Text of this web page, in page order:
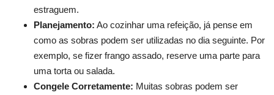
estraguem.
Planejamento: Ao cozinhar uma refeição, já pense em
como as sobras podem ser utilizadas no dia seguinte. Por
exemplo, se fizer frango assado, reserve uma parte para
uma torta ou salada.
Congele Corretamente: Muitas sobras podem ser